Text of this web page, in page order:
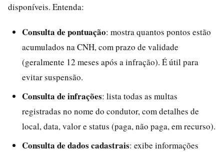
disponíveis. Entenda:
Consulta de pontuação: mostra quantos pontos estão
acumulados na CNH, com prazo de validade
(geralmente 12 meses após a infração). É útil para
evitar suspensão.
Consulta de infrações: lista todas as multas
registradas no nome do condutor, com detalhes de
local, data, valor e status (paga, não paga, em recurso).
Consulta de dados cadastrais: exibe informações